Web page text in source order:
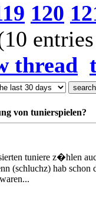
120
thread
von tunierspielen?
tuniere z�hlen
(schluchz) hab schon